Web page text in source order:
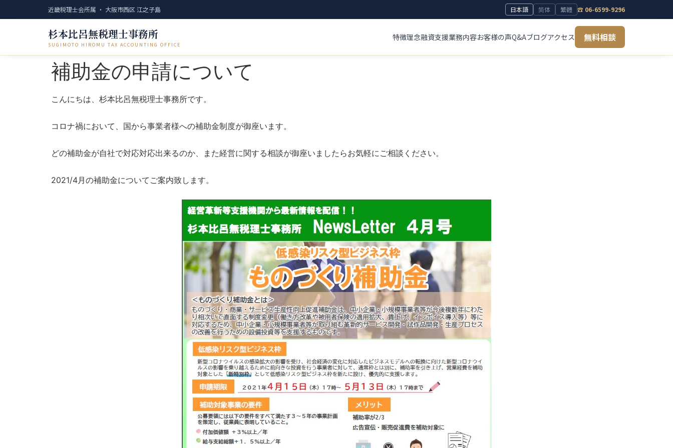
近畿税理士会所属 ・ 大阪市西区 江之子島 日本語 简体 繁體 ☎ 06-6599-9296
杉本比呂無税理士事務所
SUGIMOTO HIROMU TAX ACCOUNTING OFFICE
特徴理念融資支援業務内容お客様の声Q&Aブログアクセス 無料相談
補助金の申請について
こんにちは、杉本比呂無税理士事務所です。
コロナ禍において、国から事業者様への補助金制度が御座います。
どの補助金が自社で対応対応出来るのか、また経営に関する相談が御座いましたらお気軽にご相談ください。
2021/4月の補助金についてご案内致します。